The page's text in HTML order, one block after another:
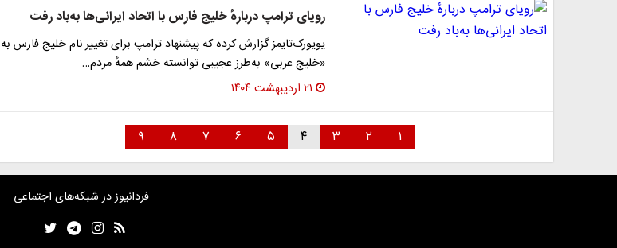
رویای ترامپ دربارهٔ خلیج فارس با اتحاد ایرانی‌ها به‌باد رفت
یویورک‌تایمز گزارش کرده که پیشنهاد ترامپ برای تغییر نام خلیج فارس به
«خلیج عربی» به‌طرز عجیبی توانسته خشم همهٔ مردم…
۲۱ اردیبهشت ۱۴۰۴
۱ ۲ ۳ ۴ ۵ ۶ ۷ ۸ ۹
فردانیوز در شبکه‌های اجتماعی